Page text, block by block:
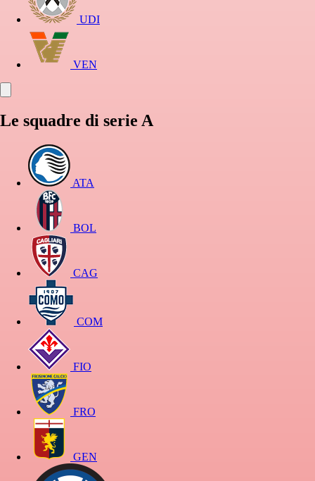
UDI
VEN
Le squadre di serie A
ATA
BOL
CAG
COM
FIO
FRO
GEN